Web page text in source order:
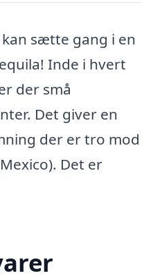
sætte gang i en
Inde i hvert
der små
Det giver en
der er tro mod
Det er